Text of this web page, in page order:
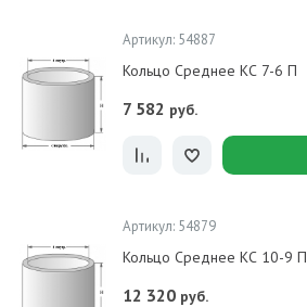
Артикул: 54887
Кольцо Среднее КС 7-6 П
7 582 руб.
Артикул: 54879
Кольцо Среднее КС 10-9 П
12 320 руб.